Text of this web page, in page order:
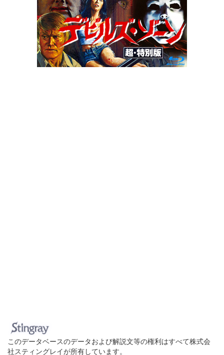
このデータベースのデータおよび解説文等の権利はすべて株式会
社スティングレイが所有しています。